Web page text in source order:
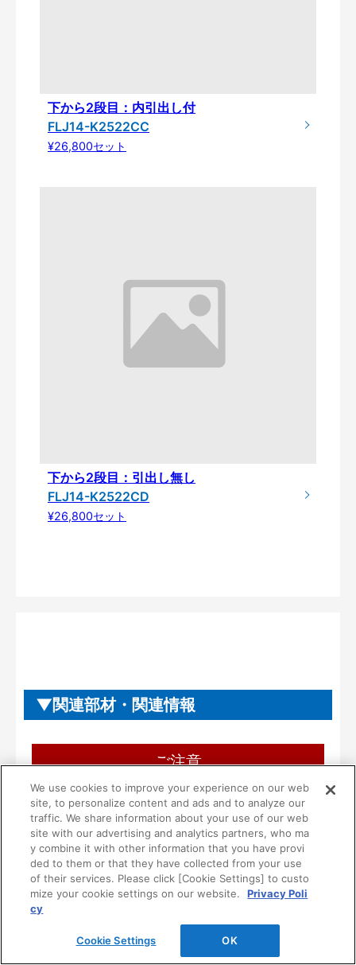
下から2段目：内引出し付
FLJ14-K2522CC
¥26,800セット
下から2段目：引出し無し
FLJ14-K2522CD
¥26,800セット
関連部材・関連情報
ご注意
ご使用にあたり、ご注意・ご理解いただき
たいこと
■本製品は一般住宅用として設計されています。
病院等の不特定多数の方が使用される場所には使
用しないでください。
■一般家庭用品を収納する製品です。ただし、次の
ような危険な物は収納しないでください。
１）油やシンナーなどの可燃物や薬品
We use cookies to improve your experience on our web
site, to personalize content and ads and to analyze our
traffic. We share information about your use of our web
site with our advertising and analytics partners, who ma
y combine it with other information that you have provi
ded to them or that they have collected from your use
of their services. Please click [Cookie Settings] to custo
mize your cookie settings on our website.
Privacy Poli
cy
Cookie Settings OK